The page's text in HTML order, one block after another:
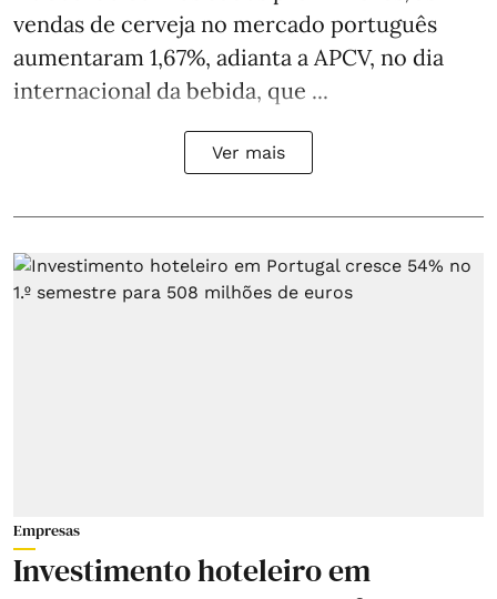
vendas de cerveja no mercado português
aumentaram 1,67%, adianta a APCV, no dia
internacional da bebida, que ...
Ver mais
Empresas
Investimento hoteleiro em